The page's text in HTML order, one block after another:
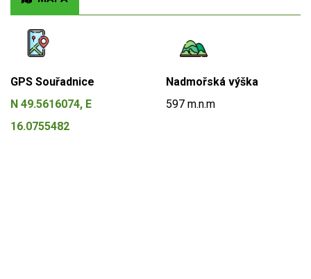
GPS Souřadnice
N 49.5616074, E
16.0755482
Nadmořská výška
597 m.n.m